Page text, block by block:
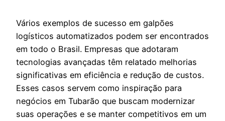
Vários exemplos de sucesso em galpões
logísticos automatizados podem ser encontrados
em todo o Brasil. Empresas que adotaram
tecnologias avançadas têm relatado melhorias
significativas em eficiência e redução de custos.
Esses casos servem como inspiração para
negócios em Tubarão que buscam modernizar
suas operações e se manter competitivos em um